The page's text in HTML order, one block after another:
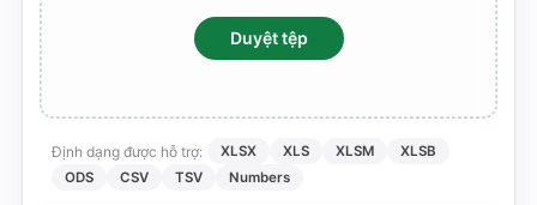
Duyệt tệp
Định dạng được hỗ trợ: XLSX XLS XLSM
XLSB
ODS
CSV TSV Numbers